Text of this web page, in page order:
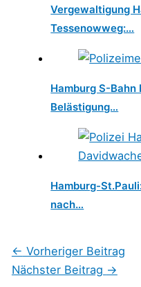
Vergewaltigung
Tessenowweg:…
Hamburg S-Bahn
Belästigung…
Hamburg-
nach…
← Vorheriger Beitrag
Nächster Beitrag →